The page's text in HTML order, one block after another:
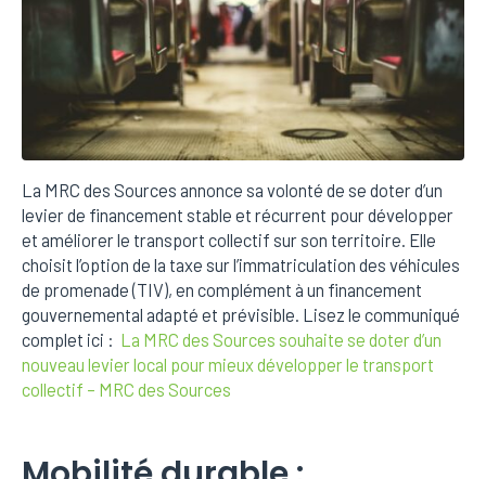
La MRC des Sources annonce sa volonté de se doter d’un
levier de financement stable et récurrent pour développer
et améliorer le transport collectif sur son territoire. Elle
choisit l’option de la taxe sur l’immatriculation des véhicules
de promenade (TIV), en complément à un financement
gouvernemental adapté et prévisible. Lisez le communiqué
complet ici : La MRC des Sources souhaite se doter d’un
nouveau levier local pour mieux développer le transport
collectif – MRC des Sources